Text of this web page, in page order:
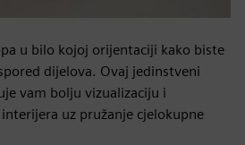
u bilo kojoj orijentaciji kako biste
dijelova. Ovaj jedinstveni
vam bolju vizualizaciju i
uz pružanje cjelokupne